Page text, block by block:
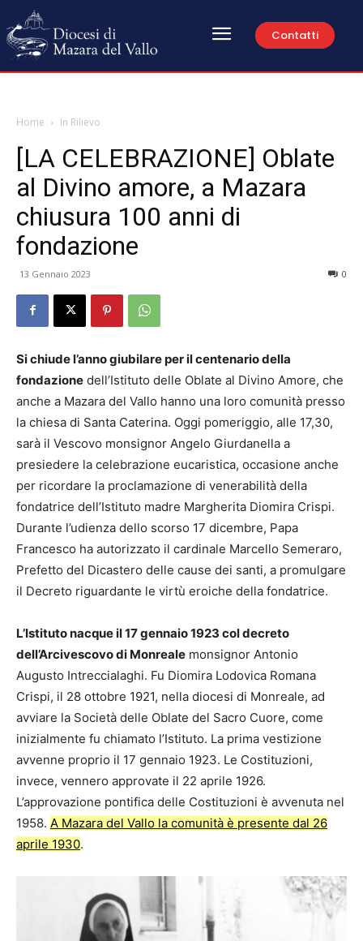
Contatti
Home In Rilievo
[LA CELEBRAZIONE] Oblate
al Divino amore, a Mazara
chiusura 100 anni di
fondazione
13 Gennaio 2023 0
Si chiude l’anno giubilare per il centenario della
fondazione dell’Istituto delle Oblate al Divino Amore, che
anche a Mazara del Vallo hanno una loro comunità presso
la chiesa di Santa Caterina. Oggi pomeriggio, alle 17,30,
sarà il Vescovo monsignor Angelo Giurdanella a
presiedere la celebrazione eucaristica, occasione anche
per ricordare la proclamazione di venerabilità della
fondatrice dell’Istituto madre Margherita Diomira Crispi.
Durante l’udienza dello scorso 17 dicembre, Papa
Francesco ha autorizzato il cardinale Marcello Semeraro,
Prefetto del Dicastero delle cause dei santi, a promulgare
il Decreto riguardante le virtù eroiche della fondatrice.
L’Istituto nacque il 17 gennaio 1923 col decreto
dell’Arcivescovo di Monreale monsignor Antonio
Augusto Intreccialaghi. Fu Diomira Lodovica Romana
Crispi, il 28 ottobre 1921, nella diocesi di Monreale, ad
avviare la Società delle Oblate del Sacro Cuore, come
inizialmente fu chiamato l’Istituto. La prima vestizione
avvenne proprio il 17 gennaio 1923. Le Costituzioni,
invece, vennero approvate il 22 aprile 1926.
L’approvazione pontifica delle Costituzioni è avvenuta nel
1958. A Mazara del Vallo la comunità è presente dal 26
aprile 1930.